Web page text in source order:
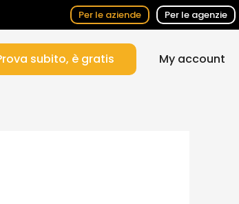
Per le aziende Per le agenzie
subito, è gratis My account